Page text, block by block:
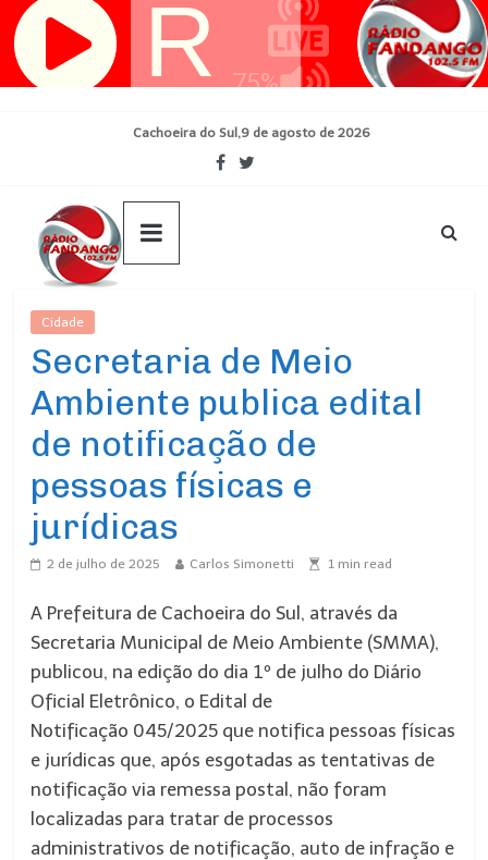
Pular
para
Cachoeira do Sul,9 de agosto de 2026
Cidade
Secretaria de Meio
Ambiente publica edital
de notificação de
pessoas físicas e
jurídicas
2 de julho de 2025 Carlos Simonetti 1 min read
A Prefeitura de Cachoeira do Sul, através da
Secretaria Municipal de Meio Ambiente (SMMA),
publicou, na edição do dia 1º de julho do Diário
Oficial Eletrônico, o Edital de
Notificação 045/2025 que notifica pessoas físicas
e jurídicas que, após esgotadas as tentativas de
notificação via remessa postal, não foram
localizadas para tratar de processos
administrativos de notificação, auto de infração e